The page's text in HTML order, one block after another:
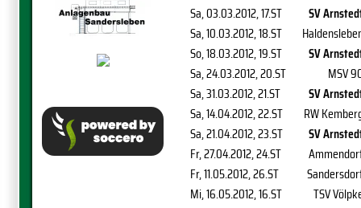
Sa, 03.03.2012, 17.ST
SV
Sa, 10.03.2012, 18.ST
So, 18.03.2012, 19.ST
SV
Sa, 24.03.2012, 20.ST
MSV
Sa, 31.03.2012, 21.ST
SV
Sa, 14.04.2012, 22.ST
RW
Sa, 21.04.2012, 23.ST
SV
Fr, 27.04.2012, 24.ST
Fr, 11.05.2012, 26.ST
Mi, 16.05.2012, 16.ST
TSV